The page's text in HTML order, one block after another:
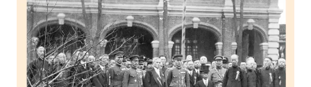
陕西省委书记赶赴柞水县杏坪镇
女孩摆摊卖菌子时收到北大通知书
公司“上四休三”但要降薪1000元